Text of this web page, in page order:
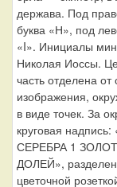
держава. Под
буква «Н», под
«I». Инициалы
Николая Иоссы.
часть отделена от
изображения,
в виде точек. За
круговая
СЕРЕБРА 1
ДОЛЕЙ»,
цветочной